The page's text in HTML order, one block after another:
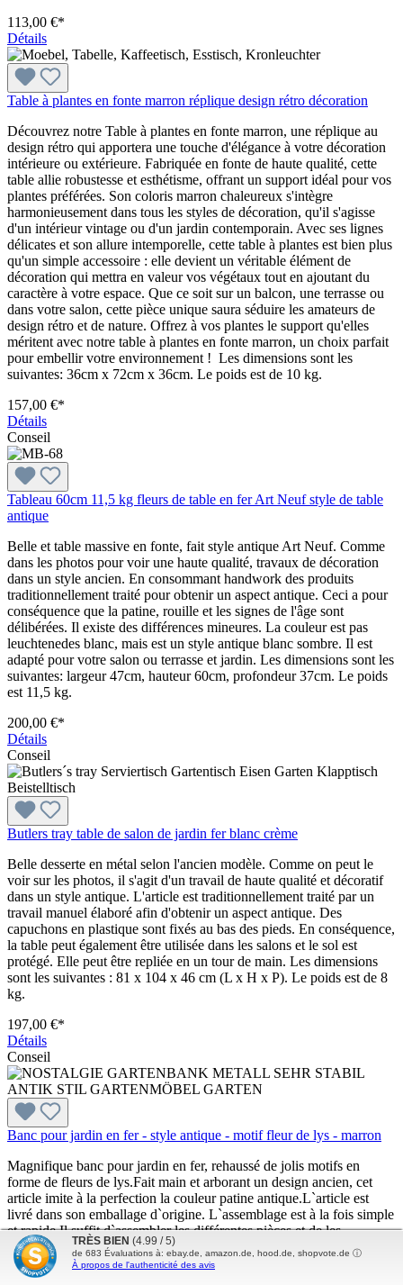
113,00 €*
Détails
Table à plantes en fonte marron réplique design rétro décoration
Découvrez notre Table à plantes en fonte marron, une réplique au
design rétro qui apportera une touche d'élégance à votre décoration
intérieure ou extérieure. Fabriquée en fonte de haute qualité, cette
table allie robustesse et esthétisme, offrant un support idéal pour vos
plantes préférées. Son coloris marron chaleureux s'intègre
harmonieusement dans tous les styles de décoration, qu'il s'agisse
d'un intérieur vintage ou d'un jardin contemporain. Avec ses lignes
délicates et son allure intemporelle, cette table à plantes est bien plus
qu'un simple accessoire : elle devient un véritable élément de
décoration qui mettra en valeur vos végétaux tout en ajoutant du
caractère à votre espace. Que ce soit sur un balcon, une terrasse ou
dans votre salon, cette pièce unique saura séduire les amateurs de
design rétro et de nature. Offrez à vos plantes le support qu'elles
méritent avec notre table à plantes en fonte marron, un choix parfait
pour embellir votre environnement ! Les dimensions sont les
suivantes: 36cm x 72cm x 36cm. Le poids est de 10 kg.
157,00 €*
Détails
Conseil
Tableau 60cm 11,5 kg fleurs de table en fer Art Neuf style de table
antique
Belle et table massive en fonte, fait style antique Art Neuf. Comme
dans les photos pour voir une haute qualité, travaux de décoration
dans un style ancien. En consommant handwork des produits
traditionnellement traité pour obtenir un aspect antique. Ceci a pour
conséquence que la patine, rouille et les signes de l'âge sont
délibérées. Il existe des différences mineures. La couleur est pas
leuchtenedes blanc, mais est un style antique blanc sombre. Il est
adapté pour votre salon ou terrasse et jardin. Les dimensions sont les
suivantes: largeur 47cm, hauteur 60cm, profondeur 37cm. Le poids
est 11,5 kg.
200,00 €*
Détails
Conseil
Butlers tray table de salon de jardin fer blanc crème
Belle desserte en métal selon l'ancien modèle. Comme on peut le
voir sur les photos, il s'agit d'un travail de haute qualité et décoratif
dans un style antique. L'article est traditionnellement traité par un
travail manuel élaboré afin d'obtenir un aspect antique. Des
capuchons en plastique sont fixés au bas des pieds. En conséquence,
la table peut également être utilisée dans les salons et le sol est
protégé. Elle peut être repliée en un tour de main. Les dimensions
sont les suivantes : 81 x 104 x 46 cm (L x H x P). Le poids est de 8
kg.
197,00 €*
Détails
Conseil
Banc pour jardin en fer - style antique - motif fleur de lys - marron
Magnifique banc pour jardin en fer, rehaussé de jolis motifs en
forme de fleurs de lys.Fait main et arborant un design ancien, cet
article imite à la perfection la couleur patine antique.L`article est
livré dans son emballage d`origine. L`assemblage est à la fois simple
et rapide.Il suffit d`assembler les différentes pièces et de les
visser.Des bouchons en matière plastique sont attachés en dessous
des pieds.Ainsi vous pouvez également utiliser ce banc à l`intérieur
sans risquer d`abîmer vos sols.Les dimensions sont les suivantes : H
TRÈS BIEN (4.99 / 5)
de 683 Évaluations à: ebay.de, amazon.de, hood.de, shopvote.de ⓘ
À propos de l'authenticité des avis